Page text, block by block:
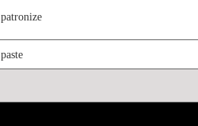
patronize
paste